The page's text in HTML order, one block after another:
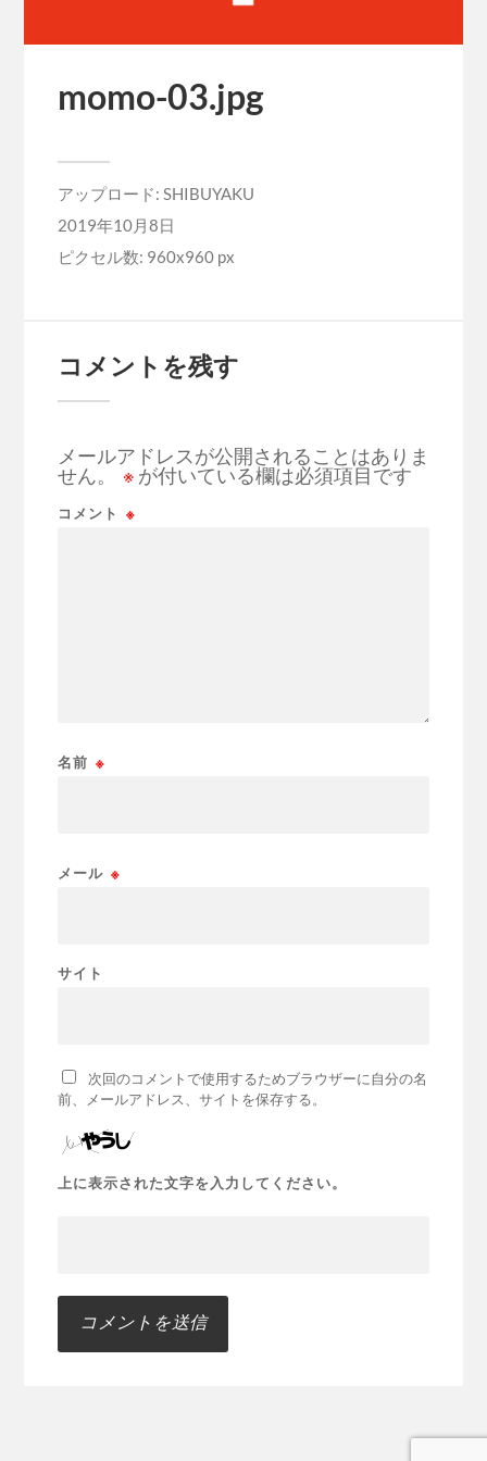
momo-03.jpg
アップロード: SHIBUYAKU
2019年10月8日
ピクセル数: 960x960 px
コメントを残す
メールアドレスが公開されることはありま
せん。
※ が付いている欄は必須項目です
コメント ※
名前 ※
メール ※
サイト
次回のコメントで使用するためブラウザーに自分の名
前、メールアドレス、サイトを保存する。
上に表示された文字を入力してください。